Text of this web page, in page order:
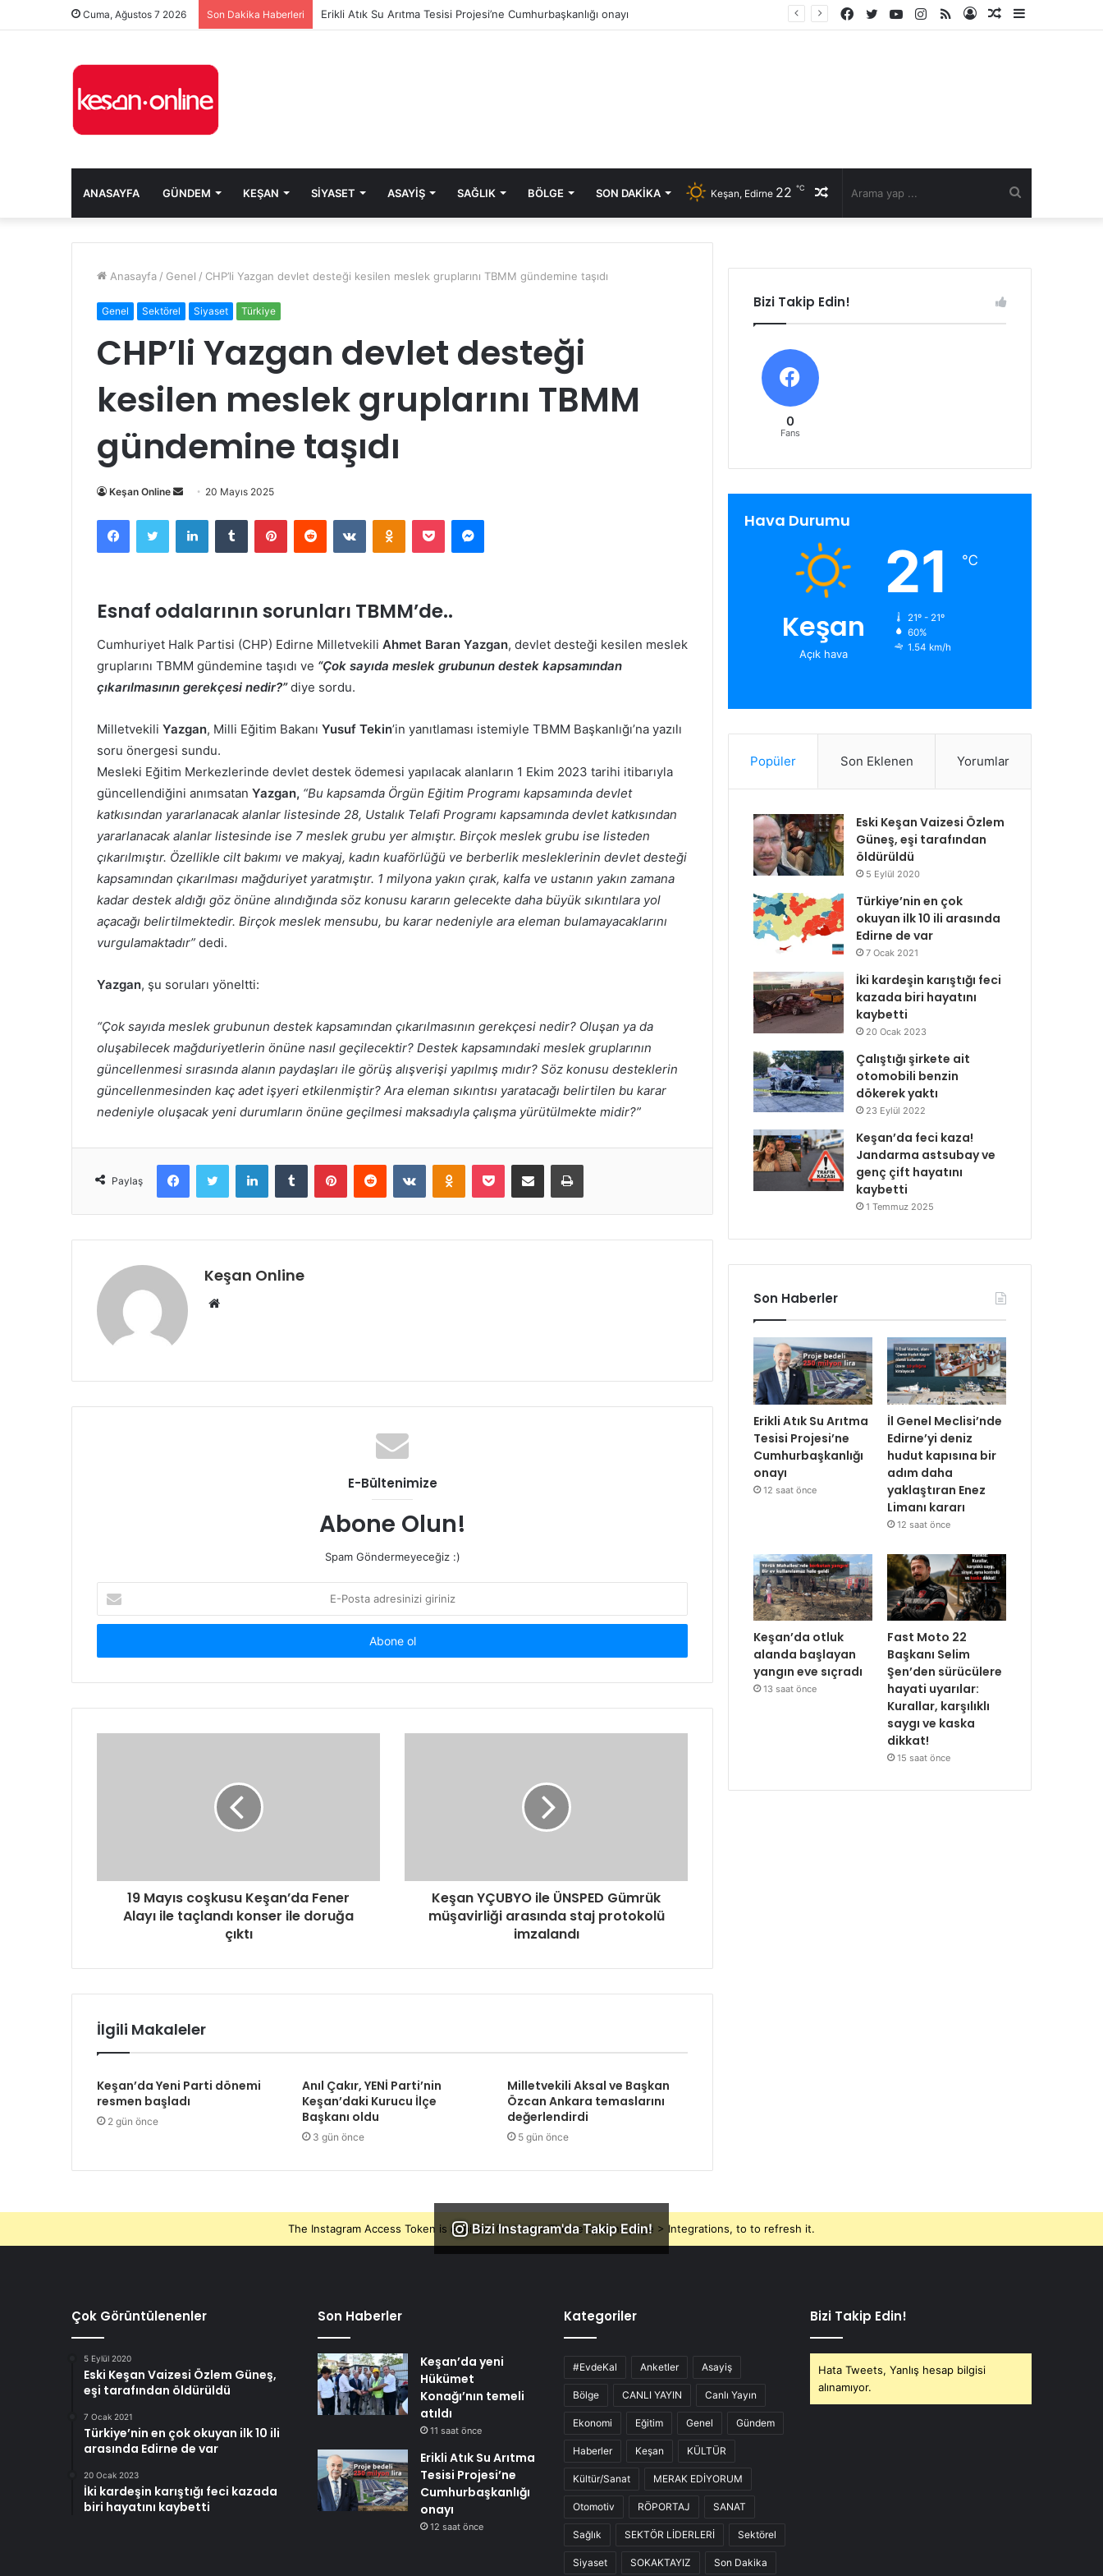
Cuma, Ağustos 7 2026 Son Dakika Haberleri Erikli Atık Su Arıtma Tesisi Projesi’ne Cumhurbaşkanlığı onayı
Kenar
Rastgele
Kayıt
RSS
Instagram
YouTube
Twitter
Facebook
ANASAYFA GÜNDEM KEŞAN SIYASET ASAYIŞ SAĞLIK BÖLGE SON DAKIKA Rastgele
Keşan, Edirne 22 ℃
Anasayfa / Genel / CHP’li Yazgan devlet desteği kesilen meslek gruplarını TBMM gündemine taşıdı
Genel Sektörel Siyaset Türkiye
CHP’li Yazgan devlet desteği
kesilen meslek gruplarını TBMM
gündemine taşıdı
Keşan Online
Bir
posta
göndermek
20 Mayıs 2025
FacebookTwitter LinkedInTumblr PinterestReddit VKontakteOdnoklassniki
Pocket Messenger
Esnaf odalarının sorunları TBMM’de..
Cumhuriyet Halk Partisi (CHP) Edirne Milletvekili Ahmet Baran Yazgan, devlet desteği kesilen meslek
gruplarını TBMM gündemine taşıdı ve “Çok sayıda meslek grubunun destek kapsamından
çıkarılmasının gerekçesi nedir?”diye sordu.
Milletvekili Yazgan, Milli Eğitim Bakanı Yusuf Tekin’in yanıtlaması istemiyle TBMM Başkanlığı’na yazılı
soru önergesi sundu.
Mesleki Eğitim Merkezlerinde devlet destek ödemesi yapılacak alanların 1 Ekim 2023 tarihi itibarıyla
güncellendiğini anımsatan Yazgan, “Bu kapsamda Örgün Eğitim Programı kapsamında devlet
katkısından yararlanacak alanlar listesinde 28, Ustalık Telafi Programı kapsamında devlet katkısından
yararlanacak alanlar listesinde ise 7 meslek grubu yer almıştır. Birçok meslek grubu ise listeden
çıkarılmıştır. Özellikle cilt bakımı ve makyaj, kadın kuaförlüğü ve berberlik mesleklerinin devlet desteği
kapsamından çıkarılması mağduriyet yaratmıştır. 1 milyona yakın çırak, kalfa ve ustanın yakın zamana
kadar destek aldığı göz önüne alındığında söz konusu kararın gelecekte daha büyük sıkıntılara yol
açacağı belirtilmektedir. Birçok meslek mensubu, bu karar nedeniyle ara eleman bulamayacaklarını
vurgulamaktadır” dedi.
Yazgan, şu soruları yöneltti:
“Çok sayıda meslek grubunun destek kapsamından çıkarılmasının gerekçesi nedir? Oluşan ya da
oluşabilecek mağduriyetlerin önüne nasıl geçilecektir? Destek kapsamındaki meslek gruplarının
güncellenmesi sırasında alanın paydaşları ile görüş alışverişi yapılmış mıdır? Söz konusu desteklerin
güncellenmesinden kaç adet işyeri etkilenmiştir? Ara eleman sıkıntısı yaratacağı belirtilen bu karar
nedeniyle oluşacak yeni durumların önüne geçilmesi maksadıyla çalışma yürütülmekte midir?”
Paylaş
FacebookTwitter LinkedInTumblr PinterestReddit VKontakteOdnoklassniki
Pocket E-Posta ile paylaş Yazdır
Keşan Online
Web
E-Bültenimize
Abone Olun!
Spam Göndermeyeceğiz :)
Posta
adresinizi
19 Mayıs coşkusu Keşan’da Fener
Alayı ile taçlandı konser ile doruğa
çıktı
Keşan YÇUBYO ile ÜNSPED Gümrük
müşavirliği arasında staj protokolü
imzalandı
İlgili Makaleler
Keşan’da Yeni Parti dönemi
resmen başladı
2 gün önce
Anıl Çakır, YENİ Parti’nin
Keşan’daki Kurucu İlçe
Başkanı oldu
3 gün önce
Milletvekili Aksal ve Başkan
Özcan Ankara temaslarını
değerlendirdi
5 gün önce
Bizi Takip Edin!
0
Fans
Hava Durumu
Keşan
Açık hava
21 ℃
21º - 21º
60%
1.54 km/h
Popüler Son Eklenen Yorumlar
Eski Keşan Vaizesi Özlem
Güneş, eşi tarafından
öldürüldü
5 Eylül 2020
Türkiye’nin en çok
okuyan ilk 10 ili arasında
Edirne de var
7 Ocak 2021
İki kardeşin karıştığı feci
kazada biri hayatını
kaybetti
20 Ocak 2023
Çalıştığı şirkete ait
otomobili benzin
dökerek yaktı
23 Eylül 2022
Keşan’da feci kaza!
Jandarma astsubay ve
genç çift hayatını
kaybetti
1 Temmuz 2025
Son Haberler
Erikli Atık Su Arıtma
Tesisi Projesi’ne
Cumhurbaşkanlığı
onayı
12 saat önce
İl Genel Meclisi’nde
Edirne’yi deniz
hudut kapısına bir
adım daha
yaklaştıran Enez
Limanı kararı
12 saat önce
Keşan’da otluk
alanda başlayan
yangın eve sıçradı
13 saat önce
Fast Moto 22
Başkanı Selim
Şen’den sürücülere
hayati uyarılar:
Kurallar, karşılıklı
saygı ve kaska
dikkat!
15 saat önce
Bizi Instagram'da Takip Edin!
The Instagram Access Token is expired, Go to the Theme options page > Integrations, to to refresh it.
Çok Görüntülenenler
5 Eylül 2020
Eski Keşan Vaizesi Özlem Güneş,
eşi tarafından öldürüldü
7 Ocak 2021
Türkiye’nin en çok okuyan ilk 10 ili
arasında Edirne de var
20 Ocak 2023
İki kardeşin karıştığı feci kazada
biri hayatını kaybetti
Son Haberler
Keşan’da yeni
Hükümet
Konağı’nın temeli
atıldı
11 saat önce
Erikli Atık Su Arıtma
Tesisi Projesi’ne
Cumhurbaşkanlığı
onayı
12 saat önce
Kategoriler
#EvdeKal Anketler Asayiş
Bölge CANLI YAYIN Canlı Yayın
Ekonomi Eğitim Genel Gündem
Haberler Keşan KÜLTÜR
Kültür/Sanat MERAK EDİYORUM
Otomotiv RÖPORTAJ SANAT
Sağlık SEKTÖR LİDERLERİ Sektörel
Siyaset SOKAKTAYIZ Son Dakika
Bizi Takip Edin!
Hata Tweets, Yanlış hesap bilgisi
alınamıyor.